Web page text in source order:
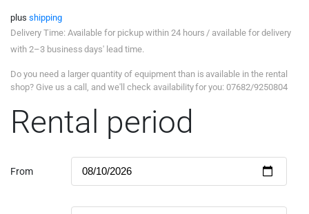
plus shipping
Delivery Time: Available for pickup within 24 hours / available for delivery
with 2–3 business days' lead time.
Do you need a larger quantity of equipment than is available in the rental
shop? Give us a call, and we'll check availability for you: 07682/9250804
Rental period
From